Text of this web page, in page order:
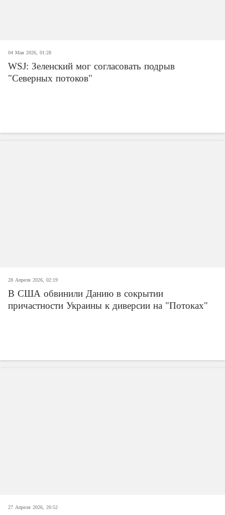
04 Мая 2026, 01:28
WSJ: Зеленский мог согласовать подрыв
"Северных потоков"
28 Апреля 2026, 02:19
В США обвинили Данию в сокрытии
причастности Украины к диверсии на "Потоках"
27 Апреля 2026, 20:52